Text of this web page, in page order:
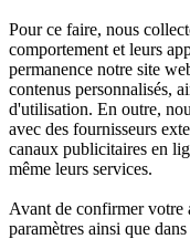
Pour ce faire, nous
comportement et leurs
permanence notre site
contenus personnalisés,
d'utilisation. En outre,
avec des fournisseurs
canaux publicitaires en
même leurs services.
Avant de confirmer votre
paramètres ainsi que